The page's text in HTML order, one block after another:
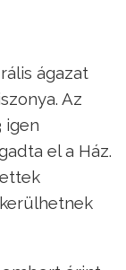
ágazat
Az
igen
el a Ház.